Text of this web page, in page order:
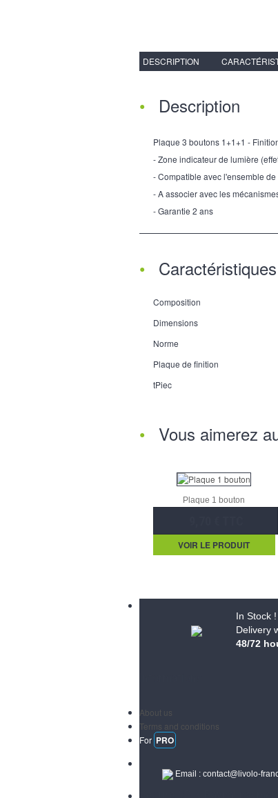
DESCRIPTION
Description
Plaque 3 boutons 1+1+1 -
- Zone indicateur de lumière
- Compatible avec l'ensemble
- A associer avec les
- Garantie 2 ans
Composition
Dimensions
Norme
Plaque de finition
tPiec
Vous aimerez
Plaque 1 bouton
VOIR LE PRODUIT
In Stock !
Delivery
48/72
About us
Terms and conditions
For PRO
Email :contact@livolo-